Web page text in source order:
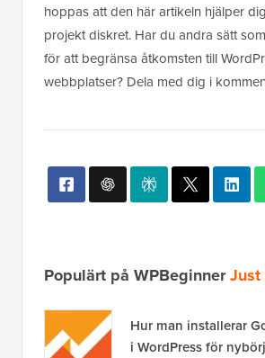
hoppas att den här artikeln hjälper
projekt diskret. Har du andra sätt
för att begränsa åtkomsten till
webbplatser? Dela med dig i
Populärt på WPBeginnerJust
Hur man installerar
i WordPress för